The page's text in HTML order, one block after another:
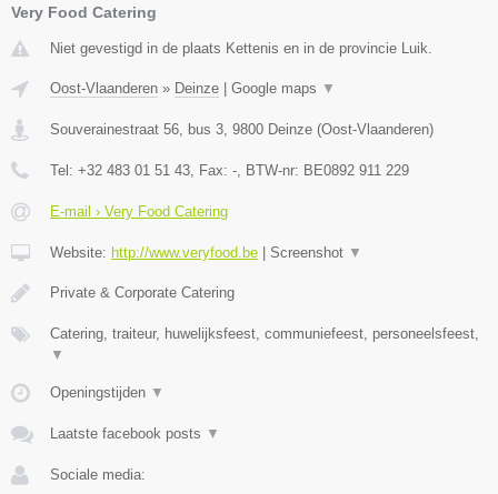
Very Food Catering
Niet gevestigd in de plaats Kettenis en in de provincie Luik.
Oost-Vlaanderen » Deinze Google maps ▼
Souverainestraat 56, bus 3, 9800 Deinze (Oost-Vlaanderen)
Tel: +32 483 01 51 43, Fax: -, BTW-nr: BE0892 911 229
E-mail › Very Food Catering
Website: http://www.veryfood.be Screenshot ▼
Private & Corporate Catering
Catering, traiteur, huwelijksfeest, communiefeest, personeelsfeest,
▼
Openingstijden ▼
Laatste facebook posts ▼
Sociale media: